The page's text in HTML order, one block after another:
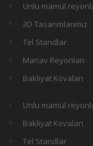
Unlu mamül
3D Tasarımlarımız
Tel Standlar
Manav Reyonları
Bakliyat Kovaları
Unlu mamül
Bakliyat Kovaları
Tel Standlar